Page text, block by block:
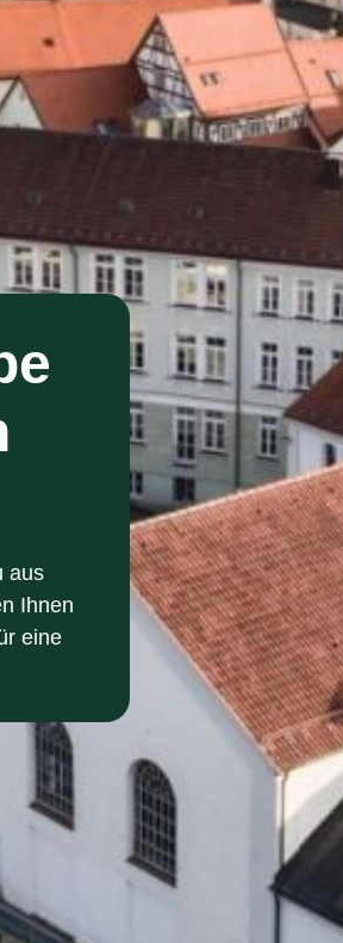
aus
Ihnen
eine